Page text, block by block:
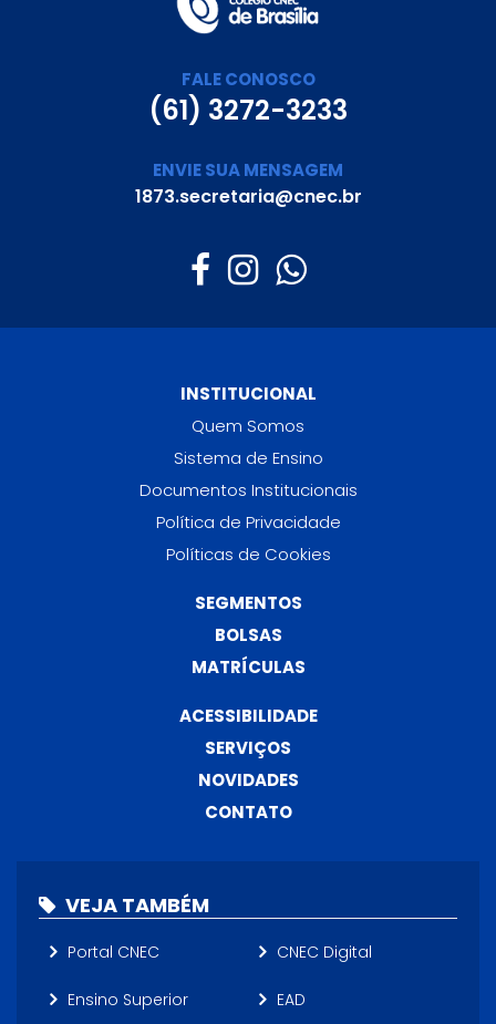
FALE CONOSCO
(61) 3272-3233
ENVIE SUA MENSAGEM
1873.secretaria@cnec.br
INSTITUCIONAL
Quem Somos
Sistema de Ensino
Documentos Institucionais
Política de Privacidade
Políticas de Cookies
SEGMENTOS
BOLSAS
MATRÍCULAS
ACESSIBILIDADE
SERVIÇOS
NOVIDADES
CONTATO
VEJA TAMBÉM
Portal CNEC CNEC Digital
Ensino Superior EAD